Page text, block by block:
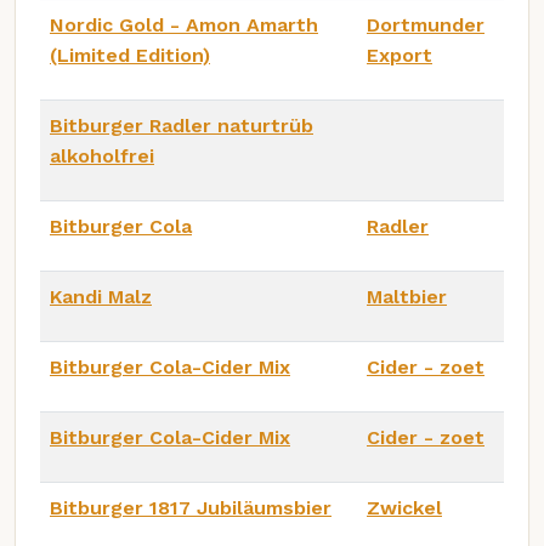
Nordic Gold - Amon Amarth
(Limited Edition)
Dortmunder
Export
Bitburger Radler naturtrüb
alkoholfrei
Bitburger Cola Radler
Kandi Malz Maltbier
Bitburger Cola-Cider Mix Cider - zoet
Bitburger Cola-Cider Mix Cider - zoet
Bitburger 1817 Jubiläumsbier Zwickel